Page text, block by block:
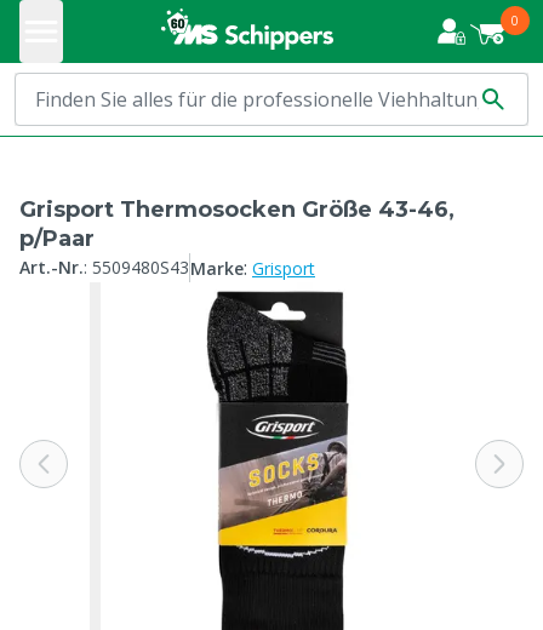
0
Grisport Thermosocken Größe 43-46,
p/Paar
Art.-Nr.: 5509480S43Marke: Grisport